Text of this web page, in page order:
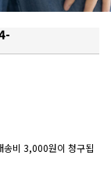
비 3,000원이 청구됩